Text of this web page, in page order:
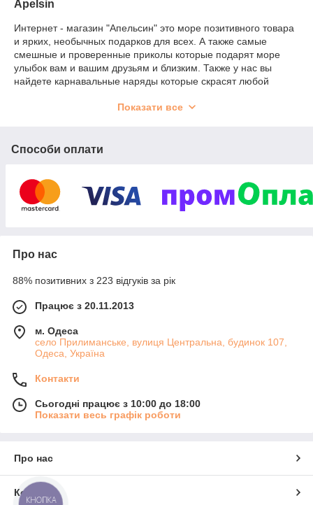
Apelsin
Интернет - магазин "Апельсин" это море позитивного товара
и ярких, необычных подарков для всех. А также самые
смешные и проверенные приколы которые подарят море
улыбок вам и вашим друзьям и близким. Также у нас вы
найдете карнавальные наряды которые скрасят любой
товары высокого качества. Все самое вкусное и полезное вы
Показати все
Способи оплати
Про нас
88% позитивних з 223 відгуків за рік
Працює з 20.11.2013
м. Одеса
село Прилиманське, вулиця Центральна, будинок 107,
Одеса, Україна
Контакти
Сьогодні працює з 10:00 до 18:00
Показати весь графік роботи
Про нас
Контакти
КНОПКА